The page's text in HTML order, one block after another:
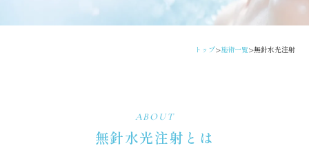
トップ>施術一覧>無針水光注射
ABOUT
無針水光注射とは